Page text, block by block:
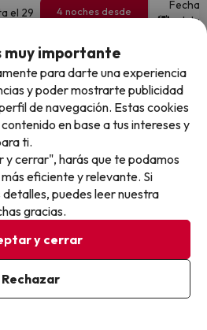
el 29
4 noches desde
los chollos
del grupo Viajes Para Ti S.L.U.
web líder de viajes a la nieve en
el buscador de hoteles con más
disponibles para
por todo el mundo.
muy importante
para darte una experiencia
y poder mostrarte publicidad
de navegación. Estas cookies
en base a tus intereses y
ti.
y cerrar", harás que te podamos
eficiente y relevante. Si
puedes leer nuestra
gracias.
y cerrar
Rechazar